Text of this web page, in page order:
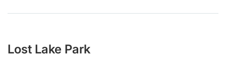
Lost Lake Park